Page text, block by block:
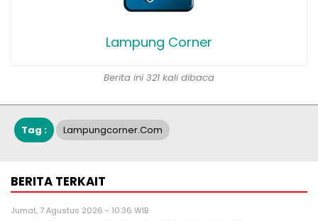
Lampung Corner
Berita ini 321 kali dibaca
Tag : Lampungcorner.com
BERITA TERKAIT
Jumat, 7 Agustus 2026 - 10:36 WIB